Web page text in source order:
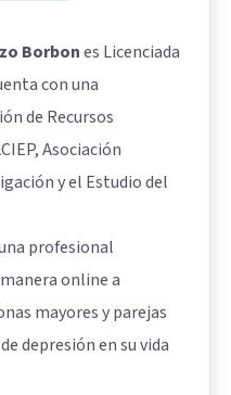
Borbones Licenciada
con una
de Recursos
Asociación
y el Estudio del
profesional
online a
mayores y parejas
depresión en su vida